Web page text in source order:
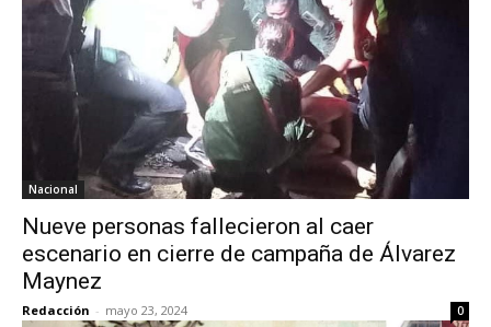
Nacional
Nueve personas fallecieron al caer
escenario en cierre de campaña de Álvarez
Maynez
Redacción - mayo 23, 2024 0